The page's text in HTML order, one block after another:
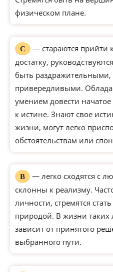
физическом плане.
С
— стараются прийти
достатку,
быть раздражительными,
привередливыми.
умением довести
к истине. Знают свое
жизни, могут легко
обстоятельствам или
В
— легко сходятся с
склонны к реализму.
личности, стремятся
природой. В жизни
зависит от принятого
выбранного пути.